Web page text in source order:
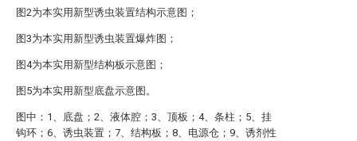
图2为本实用新型诱虫装置结构示意图；
图3为本实用新型诱虫装置爆炸图；
图4为本实用新型结构板示意图；
图5为本实用新型底盘示意图。
图中：1、底盘；2、液体腔；3、顶板；4、条柱；5、挂
钩环；6、诱虫装置；7、结构板；8、电源仓；9、诱剂性